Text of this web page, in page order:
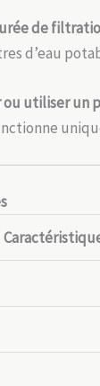
de
d’eau
ou utiliser un